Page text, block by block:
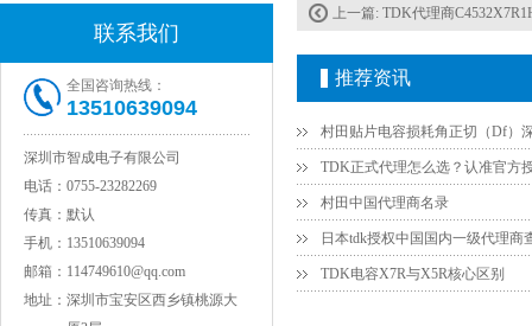
联系我们
全国咨询热线：
13510639094
深圳市智成电子有限公司
电话： 0755-23282269
传真： 默认
手机： 13510639094
邮箱： 114749610@qq.com
地址： 深圳市宝安区西乡镇桃源大
上一篇: TDK代理商
推荐资讯
村田中国代理商名录
日本tdk授权中国国内一级代理商
TDK电容X7R与X5R核心区别